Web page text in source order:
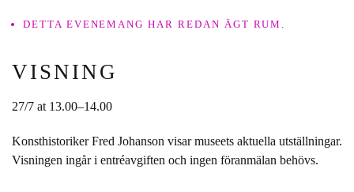
DETTA EVENEMANG HAR REDAN ÄGT RUM.
VISNING
27/7 at 13.00–14.00
Konsthistoriker Fred Johanson visar museets aktuella utställningar.
Visningen ingår i entréavgiften och ingen föranmälan behövs.